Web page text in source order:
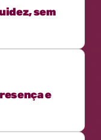
sem
e